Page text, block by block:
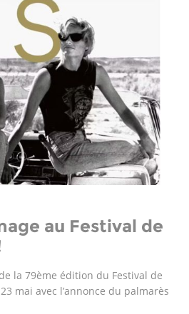
au Festival de
la 79ème édition du Festival de
mai avec l’annonce du palmarès